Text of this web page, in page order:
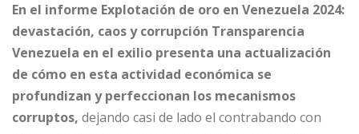
En el informe Explotación de oro en Venezuela 2024:
devastación, caos y corrupción Transparencia
Venezuela en el exilio presenta una actualización
de cómo en esta actividad económica se
profundizan y perfeccionan los mecanismos
corruptos, dejando casi de lado el contrabando con